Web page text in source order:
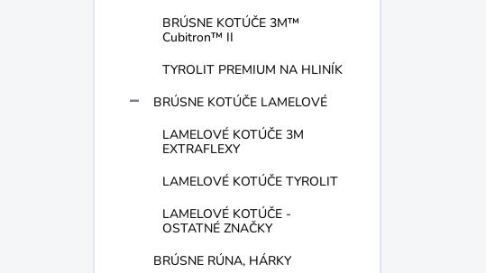
BRÚSNE KOTÚČE 3M™
Cubitron™ II
TYROLIT PREMIUM NA HLINÍK
BRÚSNE KOTÚČE LAMELOVÉ
LAMELOVÉ KOTÚČE 3M
EXTRAFLEXY
LAMELOVÉ KOTÚČE TYROLIT
LAMELOVÉ KOTÚČE -
OSTATNÉ ZNAČKY
BRÚSNE RÚNA, HÁRKY